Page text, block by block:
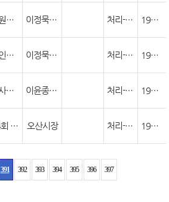
오산시의회의원일비및여비지급에관한조례중개정조례안 이정묵의원외 1인 처리-가결(원안) 1992. 2.19
오산시의회공인조례중개정조례안 이정묵의원외 1인 처리-가결(원안) 1992. 2.19
교통체계개선사업에 관한 조사요구 이윤종의원외 5인 처리-가결(원안) 1992. 2.19
1991년도 제4회 추가경정예산안 오산시장 처리-가결(원안) 1991.12.18
391 392 393 394 395 396 397